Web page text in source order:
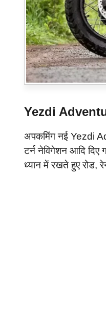
Yezdi
अपकमिंग नई Yezdi
टर्न नेविगेशन आदि
ध्यान में रखते हुए रोड,